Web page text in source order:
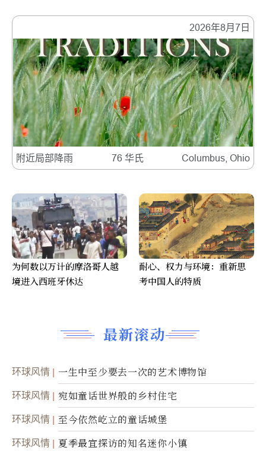
2026年8月7日
附近局部降雨 76 华氏 Columbus, Ohio
最新滚动
环球风情 一生中至少要去一次的艺术博物馆
环球风情 宛如童话世界般的乡村住宅
环球风情 至今依然屹立的童话城堡
环球风情 夏季最宜探访的知名迷你小镇
为何数以万计的摩洛哥人越
境进入西班牙休达
耐心、权力与环境：重新思
考中国人的特质